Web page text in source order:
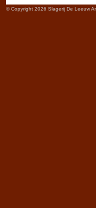
© Copyright 2026 Slagerij De Leeuw